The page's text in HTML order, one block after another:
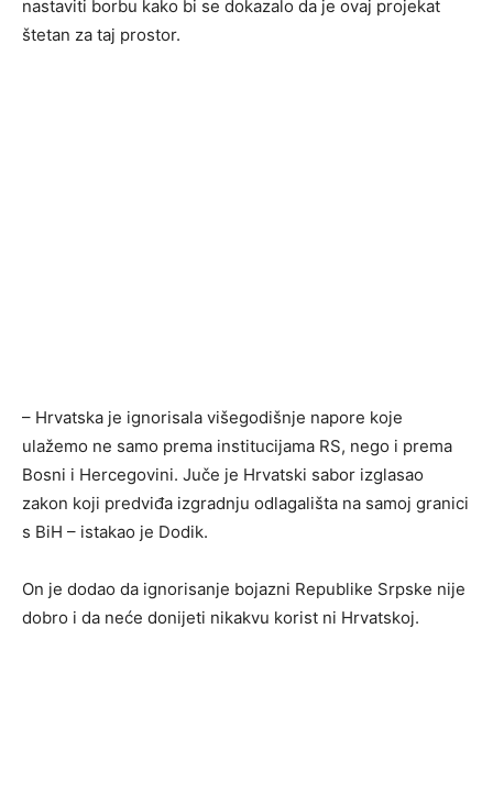
nastaviti borbu kako bi se dokazalo da je ovaj projekat
štetan za taj prostor.
– Hrvatska je ignorisala višegodišnje napore koje
ulažemo ne samo prema institucijama RS, nego i prema
Bosni i Hercegovini. Juče je Hrvatski sabor izglasao
zakon koji predviđa izgradnju odlagališta na samoj granici
s BiH – istakao je Dodik.
On je dodao da ignorisanje bojazni Republike Srpske nije
dobro i da neće donijeti nikakvu korist ni Hrvatskoj.